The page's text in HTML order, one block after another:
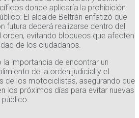
donde aplicaría la prohibición.
El alcalde Beltrán enfatizó que
futura deberá realizarse dentro del
evitando bloqueos que afecten
de los ciudadanos.
importancia de encontrar un
de la orden judicial y el
de los motociclistas, asegurando que
los próximos días para evitar nuevas